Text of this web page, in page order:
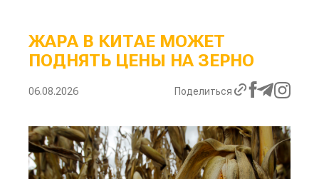
ЖАРА В КИТАЕ МОЖЕТ
ПОДНЯТЬ ЦЕНЫ НА ЗЕРНО
06.08.2026 Поделиться